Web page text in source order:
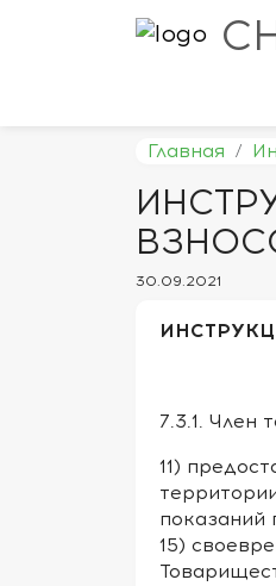
Главная
30.09.2021
7.3.1. Член
11)
показаний
15)